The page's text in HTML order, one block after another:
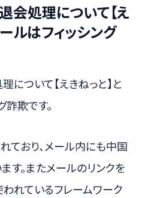
会処理について【え
ルはフィッシング
について【えきねっと】と
詐欺です。
ており、メール内にも中国
す。またメールのリンクを
われているフレームワーク